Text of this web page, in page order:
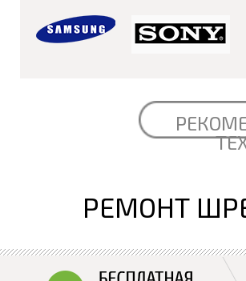
РЕМОНТ